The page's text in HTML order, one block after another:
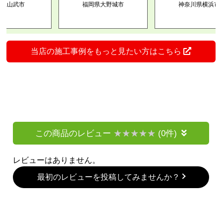
武市 福岡県大野城市 神奈川県横浜市
当店の施工事例をもっと見たい方はこちら
この商品のレビュー (0件)
レビューはありません。
最初のレビューを投稿してみませんか？